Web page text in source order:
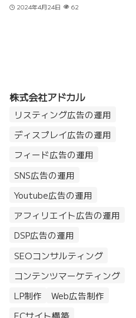
2024年4月24日 62
株式会社アドカル
リスティング広告の運用
ディスプレイ広告の運用
フィード広告の運用
SNS広告の運用
Youtube広告の運用
アフィリエイト広告の運用
DSP広告の運用
SEOコンサルティング
コンテンツマーケティング
LP制作
Web広告制作